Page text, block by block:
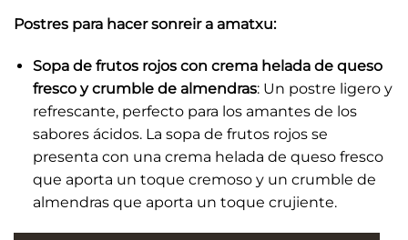
Postres para hacer sonreir a amatxu:
Sopa de frutos rojos con crema helada de queso
fresco y crumble de almendras: Un postre ligero y
refrescante, perfecto para los amantes de los
sabores ácidos. La sopa de frutos rojos se
presenta con una crema helada de queso fresco
que aporta un toque cremoso y un crumble de
almendras que aporta un toque crujiente.